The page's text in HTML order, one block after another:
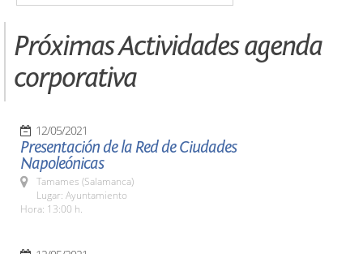
Próximas Actividades agenda
corporativa
12/05/2021
Presentación de la Red de Ciudades
Napoleónicas
Tamames (Salamanca)
Lugar: Ayuntamiento
Hora: 13:00 h.